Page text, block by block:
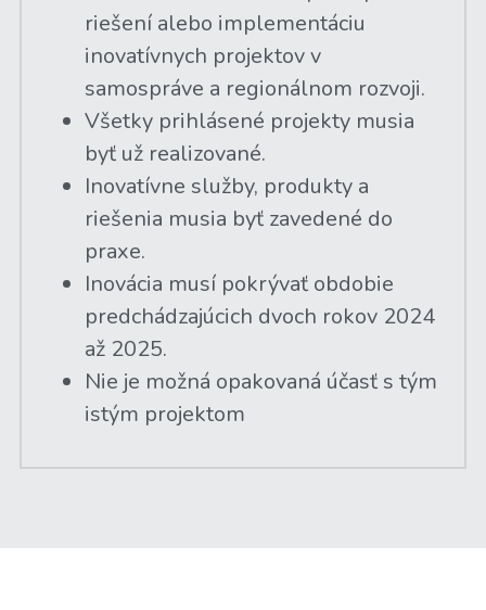
riešení alebo implementáciu
inovatívnych projektov v
samospráve a regionálnom rozvoji.
Všetky prihlásené projekty musia
byť už realizované.
Inovatívne služby, produkty a
riešenia musia byť zavedené do
praxe.
Inovácia musí pokrývať obdobie
predchádzajúcich dvoch rokov 2024
až 2025.
Nie je možná opakovaná účasť s tým
istým projektom